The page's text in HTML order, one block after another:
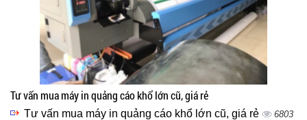
Tư vấn mua máy in quảng cáo khổ lớn cũ, giá rẻ
Tư vấn mua máy in quảng cáo khổ lớn cũ, giá rẻ 6803